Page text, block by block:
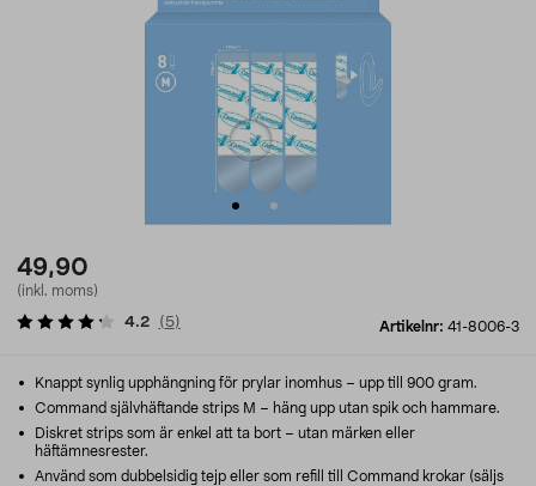
49,90
(inkl. moms)
Artikelnr: 41-8006-3
4.2 ( 5)
Knappt synlig upphängning för prylar inomhus – upp till 900 gram.
Command självhäftande strips M – häng upp utan spik och hammare.
Diskret strips som är enkel att ta bort – utan märken eller
häftämnesrester.
Använd som dubbelsidig tejp eller som refill till Command krokar (säljs